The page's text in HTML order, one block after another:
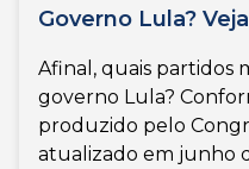
Governo Lula?
Afinal, quais partidos
governo Lula?
produzido pelo
atualizado em junho